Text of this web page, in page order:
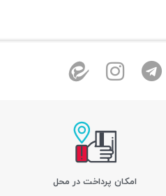
امکان پرداخت در محل